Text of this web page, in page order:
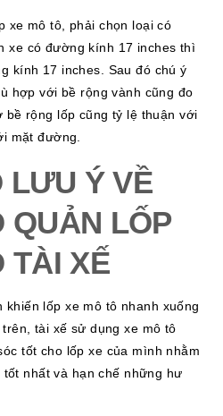
xe mô tô, phải chọn loại có
xe có đường kính 17 inches thì
kính 17 inches. Sau đó chú ý
hợp với bề rộng vành cũng đo
bề rộng lốp cũng tỷ lệ thuận với
mặt đường.
LƯU Ý VỀ
QUẢN LỐP
TÀI XẾ
khiến lốp xe mô tô nhanh xuống
tài xế sử dụng xe mô tô
tốt cho lốp xe của mình nhằm
nhất và hạn chế những hư